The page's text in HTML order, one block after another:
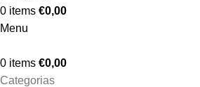
0 items €0,00
Menu
0 items €0,00
Categorias